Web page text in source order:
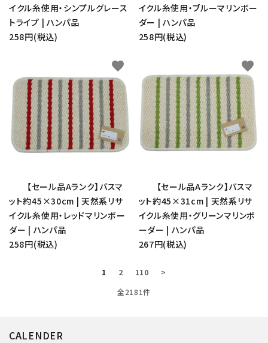
イクル糸使用・シンプルグレース
トライプ | ハンパ品
258円(税込)
イクル糸使用・ブルーマリンボー
ダー | ハンパ品
258円(税込)
【セール品Aランク】バスマ
ット約45×30cm | 天然系リサ
イクル糸使用・レッドマリンボー
ダー | ハンパ品
258円(税込)
favorite
【セール品Aランク】バスマ
ット約45×31cm | 天然系リサ
イクル糸使用・グリーンマリンボ
ーダー | ハンパ品
267円(税込)
favorite
1 2 110
>
全2181件
CALENDER